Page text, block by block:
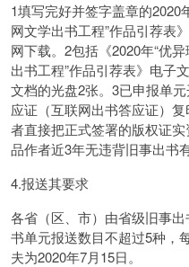
1填写完好并签字盖章的2020
网文学出书工程”作品引荐表
网下载。2包括《2020年“优
出书工程”作品引荐表》电子
文档的光盘2张。3已申报单
应证（互联网出书答应证）
者直接把正式签署的版权证
品作者近3年无违背旧事出书
4.报送其要求
各省（区、市）由省级旧事
书单元报送数目不超过5种，
夫为2020年7月15日。